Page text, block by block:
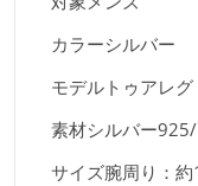
カラーシルバー
モデル トゥアレ
素材シルバー
サイズ腕周り：